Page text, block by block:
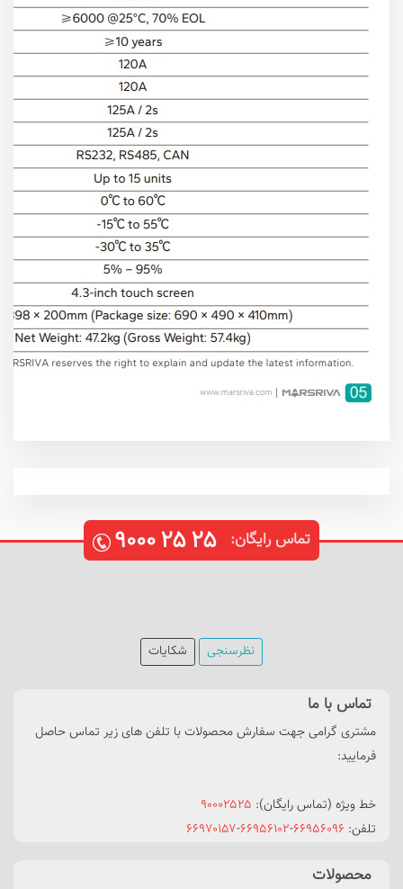
تماس رایگان: ۹۰۰۰۲۵۲۵
نظرسنجی شکایات
تماس با ما
مشتری گرامی جهت سفارش محصولات با تلفن های زیر تماس حاصل
فرمایید:
خط ویژه (تماس رایگان): ۹۰۰۰۲۵۲۵
تلفن: ۶۶۹۵۶۰۹۶-۶۶۹۵۶۱۰۲-۶۶۹۷۰۱۵۷
محصولات